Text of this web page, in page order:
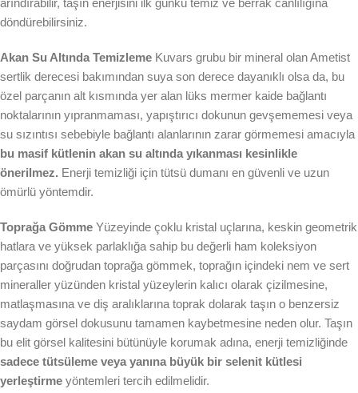
arındırabilir, taşın enerjisini ilk günkü temiz ve berrak canlılığına
döndürebilirsiniz.
Akan Su Altında Temizleme Kuvars grubu bir mineral olan Ametist
sertlik derecesi bakımından suya son derece dayanıklı olsa da, bu
özel parçanın alt kısmında yer alan lüks mermer kaide bağlantı
noktalarının yıpranmaması, yapıştırıcı dokunun gevşememesi veya
su sızıntısı sebebiyle bağlantı alanlarının zarar görmemesi amacıyla
bu masif kütlenin akan su altında yıkanması kesinlikle
önerilmez. Enerji temizliği için tütsü dumanı en güvenli ve uzun
ömürlü yöntemdir.
Toprağa Gömme Yüzeyinde çoklu kristal uçlarına, keskin geometrik
hatlara ve yüksek parlaklığa sahip bu değerli ham koleksiyon
parçasını doğrudan toprağa gömmek, toprağın içindeki nem ve sert
mineraller yüzünden kristal yüzeylerin kalıcı olarak çizilmesine,
matlaşmasına ve diş aralıklarına toprak dolarak taşın o benzersiz
saydam görsel dokusunu tamamen kaybetmesine neden olur. Taşın
bu elit görsel kalitesini bütünüyle korumak adına, enerji temizliğinde
sadece tütsüleme veya yanına büyük bir selenit kütlesi
yerleştirme yöntemleri tercih edilmelidir.